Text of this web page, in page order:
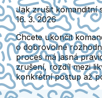
Jak zrušit komanditní
16. 3. 2026
Chcete ukončit
o dobrovolné
proces má jasná
zrušení, rozdíl mezi
konkrétní postup až